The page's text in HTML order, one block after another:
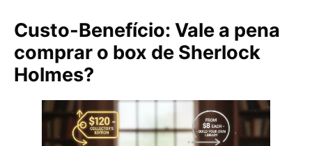
Custo-Benefício: Vale a pena
comprar o box de Sherlock
Holmes?